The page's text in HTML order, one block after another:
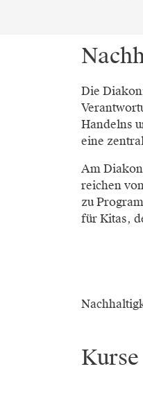
Die
Handelns
eine
Am
reichen
zu
für Kitas,
Kurse